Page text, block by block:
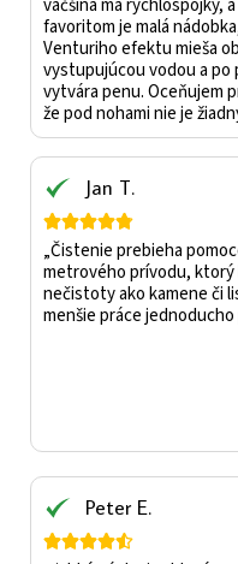
favoritom je malá
Venturiho efektu mieša
vystupujúcou vodou a po
vytvára penu. Oceňujem
že pod nohami nie je
Jan T.

„Čistenie prebieha
metrového prívodu, ktorý
nečistoty ako kamene či
menšie práce
Peter E.
